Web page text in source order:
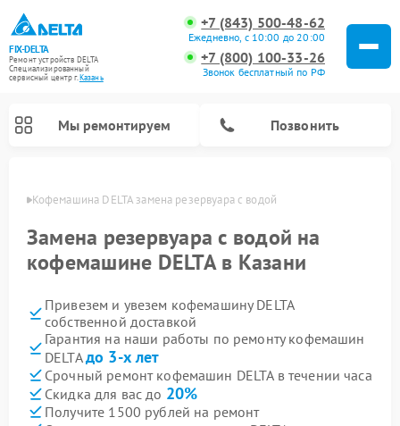
FIX-DELTA
Ремонт устройств DELTA
Специализированный
cервисный центр г.Казань
+7 (843) 500-48-62
Ежедневно, с 10:00 до 20:00
+7 (800) 100-33-26
Звонок бесплатный по РФ
Мы ремонтируем Позвонить
Кофемашина DELTA замена резервуара с водой
Замена резервуара с водой на
кофемашине DELTA в Казани
Привезем и увезем кофемашину DELTA
собственной доставкой
Гарантия на наши работы по ремонту кофемашин
DELTAдо 3-х лет
Срочный ремонт кофемашин DELTA в течении часа
Скидка для вас до 20%
Получите 1500 рублей на ремонт